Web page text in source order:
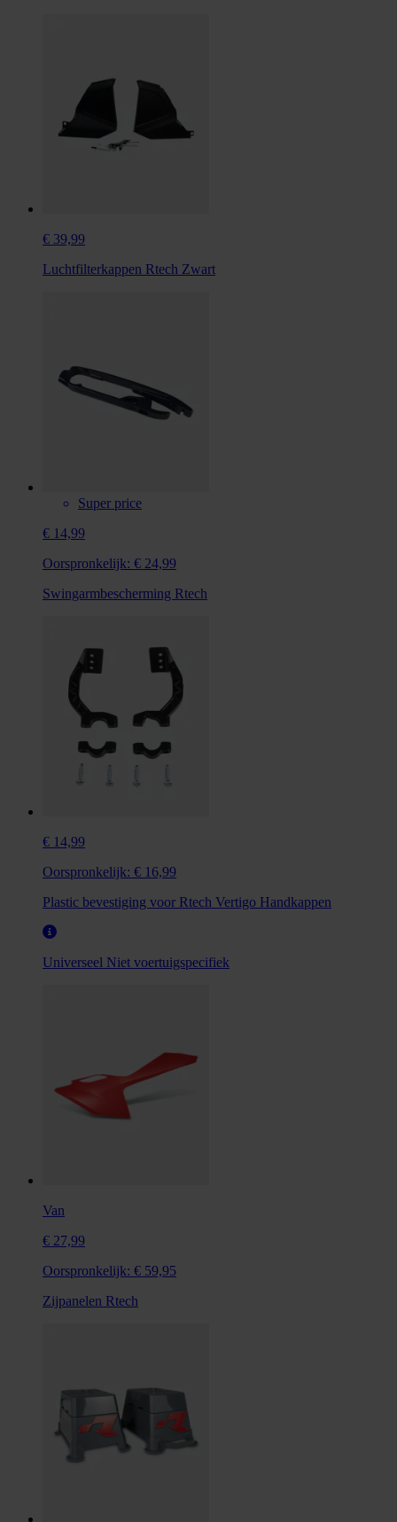
€ 39,99
Luchtfilterkappen Rtech Zwart
Super price
€ 14,99
Oorspronkelijk: € 24,99
Swingarmbescherming Rtech
€ 14,99
Oorspronkelijk: € 16,99
Plastic bevestiging voor Rtech Vertigo Handkappen
Universeel Niet voertuigspecifiek
Van
€ 27,99
Oorspronkelijk: € 59,95
Zijpanelen Rtech